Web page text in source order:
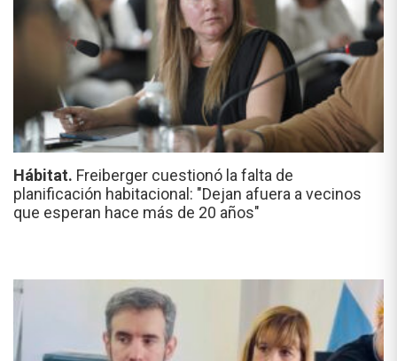
Hábitat. Freiberger cuestionó la falta de
planificación habitacional: "Dejan afuera a vecinos
que esperan hace más de 20 años"